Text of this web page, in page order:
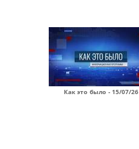
Как это было - 15/07/26